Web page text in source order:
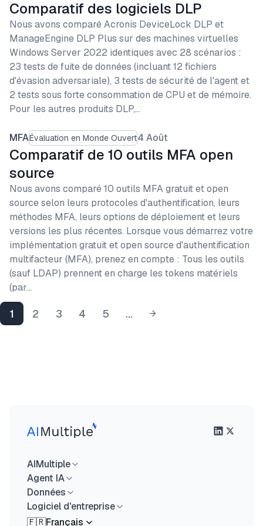
Comparatif des logiciels DLP
Nous avons comparé Acronis DeviceLock DLP et
ManageEngine DLP Plus sur des machines virtuelles
Windows Server 2022 identiques avec 28 scénarios :
23 tests de fuite de données (incluant 12 fichiers
d'évasion adversariale), 3 tests de sécurité de l'agent et
2 tests sous forte consommation de CPU et de mémoire.
Pour les autres produits DLP,…
MFAÉvaluation en Monde Ouvert4 Août
Comparatif de 10 outils MFA open
source
Nous avons comparé 10 outils MFA gratuit et open
source selon leurs protocoles d'authentification, leurs
méthodes MFA, leurs options de déploiement et leurs
versions les plus récentes. Lorsque vous démarrez votre
implémentation gratuit et open source d'authentification
multifacteur (MFA), prenez en compte : Tous les outils
(sauf LDAP) prennent en charge les tokens matériels
(par…
1 2 3 4 5 ...
AIMultiple
Agent IA
Données
Logiciel d'entreprise
🇫🇷Français